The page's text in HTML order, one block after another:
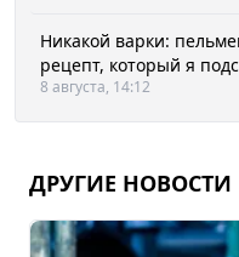
Никакой варки:
рецепт, который я
8 августа, 14:12
ДРУГИЕ НОВОСТИ